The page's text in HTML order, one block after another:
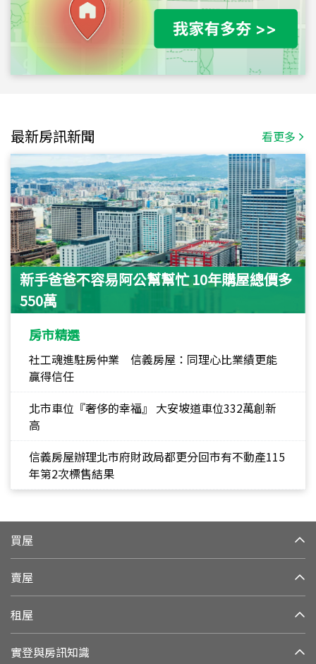
最新房訊新聞 看更多
新手爸爸不容易阿公幫幫忙 10年購屋總價多
550萬
房市精選
社工魂進駐房仲業 信義房屋：同理心比業績更能
贏得信任
北市車位『奢侈的幸福』 大安坡道車位332萬創新
高
信義房屋辦理北市府財政局都更分回市有不動產115
年第2次標售結果
買屋
賣屋
租屋
實登與房訊知識